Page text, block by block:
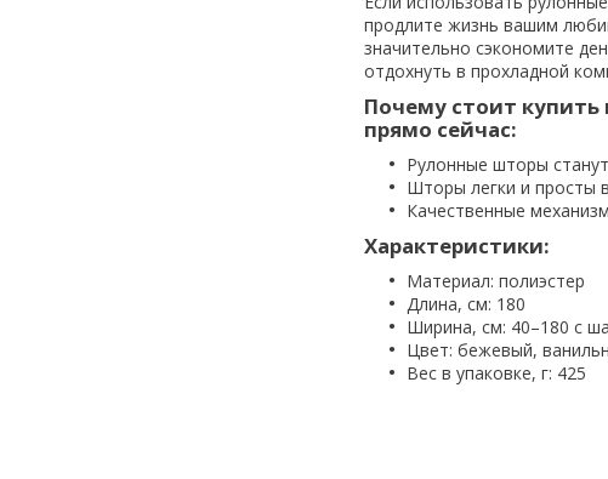
продлите жизнь вашим
значительно сэкономите
отдохнуть в прохладной
Почему стоит купить
прямо сейчас:
Рулонные шторы
Шторы легки и просты
Качественные
Характеристики:
Материал: полиэстер
Длина, см: 180
Ширина, см: 40–180 с
Цвет: бежевый,
Вес в упаковке, г: 425